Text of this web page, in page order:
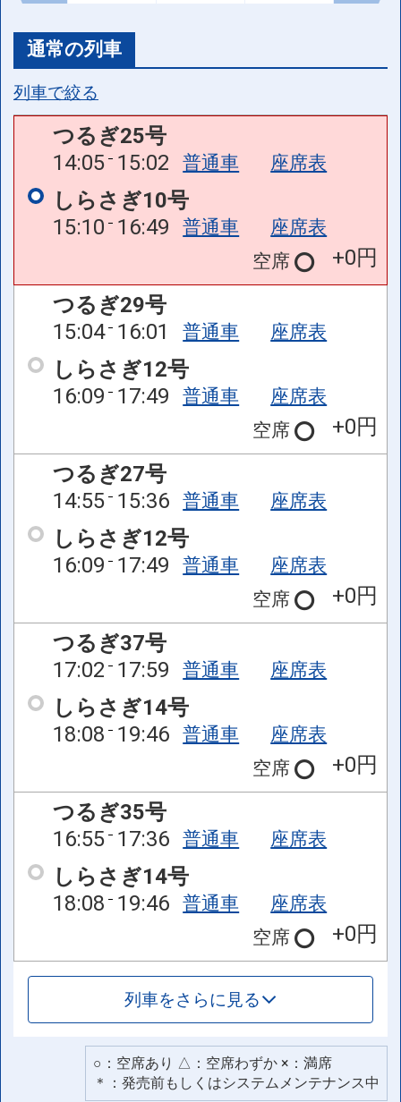
通常の列車
列車で絞る
つるぎ25号
14:05 15:02 普通車 座席表
しらさぎ10号
15:10 16:49 普通車
座席表
空席
+0円
つるぎ29号
15:04 16:01 普通車 座席表
しらさぎ12号
16:09 17:49 普通車
座席表
空席
+0円
つるぎ27号
14:55 15:36 普通車 座席表
しらさぎ12号
16:09 17:49 普通車
座席表
空席
+0円
つるぎ37号
17:02 17:59 普通車 座席表
しらさぎ14号
18:08 19:46 普通車
座席表
空席
+0円
つるぎ35号
16:55 17:36 普通車 座席表
しらさぎ14号
18:08 19:46 普通車
座席表
空席
+0円
列車をさらに見る
○：空席あり △：空席わずか ×：満席
＊：発売前もしくはシステムメンテナンス中